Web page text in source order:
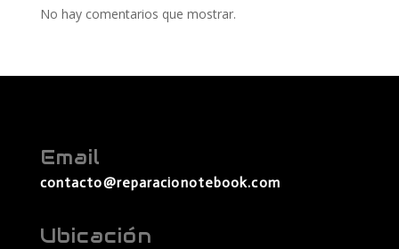
No hay comentarios que mostrar.
Email
contacto@reparacionotebook.com
Ubicación